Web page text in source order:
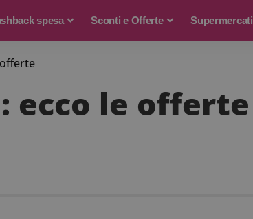
spesa Sconti e Offerte Supermercati
ecco le offerte